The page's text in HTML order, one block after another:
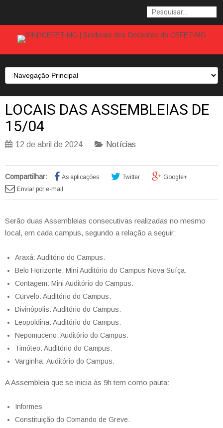
LOCAIS DAS ASSEMBLEIAS DE
15/04
12 de abril de 2024 Notícias
Compartilhar: As aplicações Twitter
Google+
Enviar por e-mail
Serão duas Assembleias consecutivas realizadas no mesmo
local, em cada campus, segundo a relação a seguir:
Araxá: Auditório do Campus.
Belo Horizonte: Mini Auditório do Campus Nova Suíça.
Contagem: Mini Auditório do Campus.
Curvelo: Auditório do Campus.
Divinópolis: Auditório do Campus.
Leopoldina: Auditório do Campus.
Nepomuceno: Auditório do Campus.
Timóteo: Auditório do Campus.
Varginha: Auditório do Campus.
A Assembleia que se inicia às 9h tem como pauta:
Informes
Constituição do Comando de Greve.